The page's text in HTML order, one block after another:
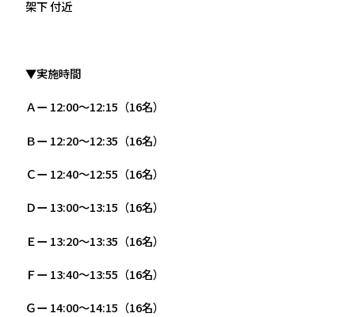
架下 付近
▼実施時間
Ａー 12:00〜12:15（16名）
Ｂー 12:20〜12:35（16名）
Ｃー 12:40〜12:55（16名）
Ｄー 13:00〜13:15（16名）
Ｅー 13:20〜13:35（16名）
Ｆー 13:40〜13:55（16名）
Ｇー 14:00〜14:15（16名）